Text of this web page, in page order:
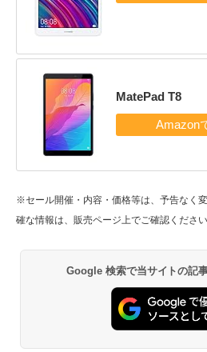
MatePad T8
※セール開催・内容・価格等は、予告なく
確な情報は、販売ページ上でご確認ください
Google 検索で当サイトの記